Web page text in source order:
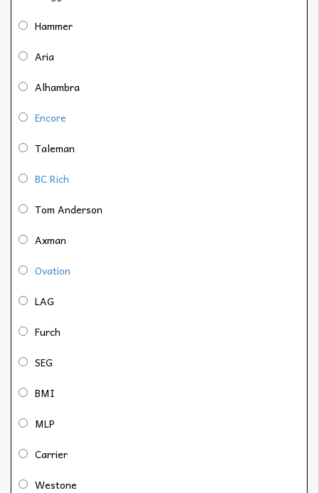
Hammer
Aria
Alhambra
Encore
Taleman
BC Rich
Tom Anderson
Axman
Ovation
LAG
Furch
SEG
BMI
MLP
Carrier
Westone